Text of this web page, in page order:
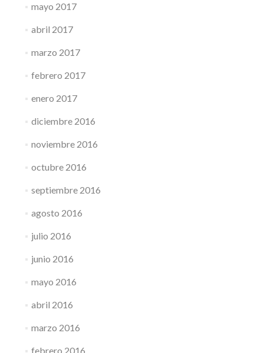
mayo 2017
abril 2017
marzo 2017
febrero 2017
enero 2017
diciembre 2016
noviembre 2016
octubre 2016
septiembre 2016
agosto 2016
julio 2016
junio 2016
mayo 2016
abril 2016
marzo 2016
febrero 2016